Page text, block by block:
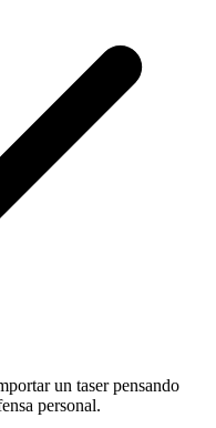
un taser pensando
personal.